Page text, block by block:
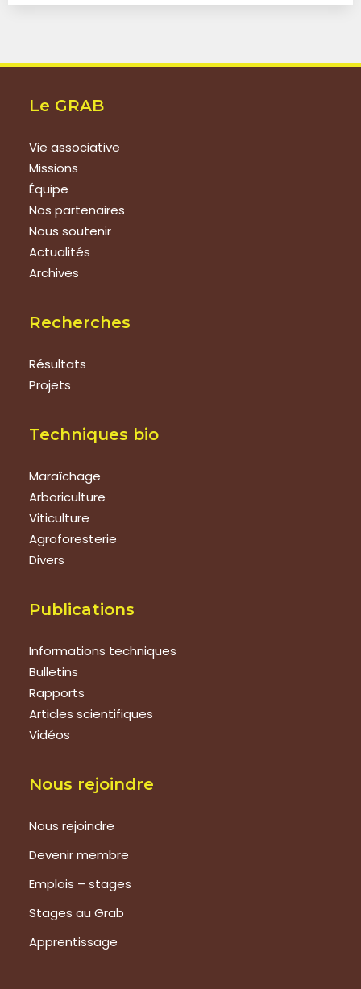
Le GRAB
Vie associative
Missions
Équipe
Nos partenaires
Nous soutenir
Actualités
Archives
Recherches
Résultats
Projets
Techniques bio
Maraîchage
Arboriculture
Viticulture
Agroforesterie
Divers
Publications
Informations techniques
Bulletins
Rapports
Articles scientifiques
Vidéos
Nous rejoindre
Nous rejoindre
Devenir membre
Emplois – stages
Stages au Grab
Apprentissage